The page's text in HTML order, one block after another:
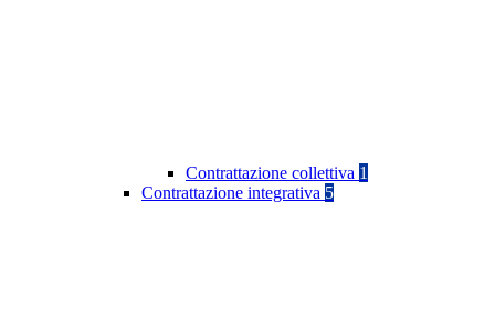
Contrattazione collettiva 1
Contrattazione integrativa 5